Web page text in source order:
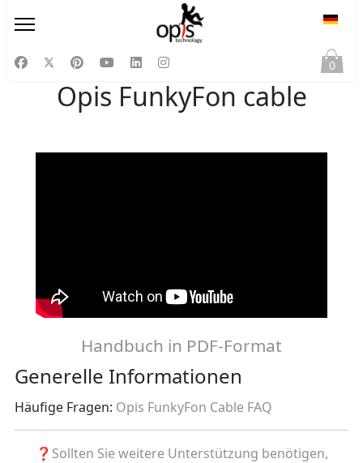
0
Opis FunkyFon cable
Handbuch in PDF-Format
Generelle Informationen
Häufige Fragen: Opis FunkyFon Cable FAQ
❓Sollten Sie weitere Unterstützung benötigen,